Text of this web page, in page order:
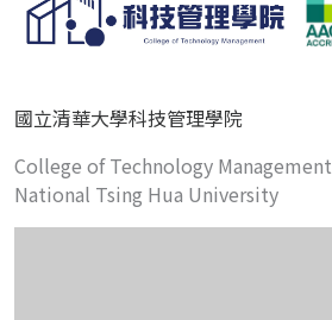
國立清華大學科技管理學院
College of Technology Management
National Tsing Hua University